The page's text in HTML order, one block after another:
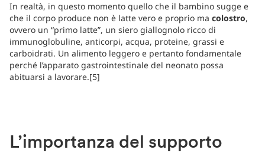
In realtà, in questo momento quello che il bambino sugge e
che il corpo produce non è latte vero e proprio ma colostro,
ovvero un “primo latte”, un siero giallognolo ricco di
immunoglobuline, anticorpi, acqua, proteine, grassi e
carboidrati. Un alimento leggero e pertanto fondamentale
perché l’apparato gastrointestinale del neonato possa
abituarsi a lavorare.[5]
L’importanza del supporto